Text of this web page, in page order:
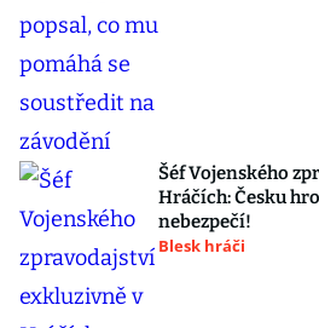
Šéf Vojenského
Hráčích: Česku
nebezpečí!
Blesk hráči